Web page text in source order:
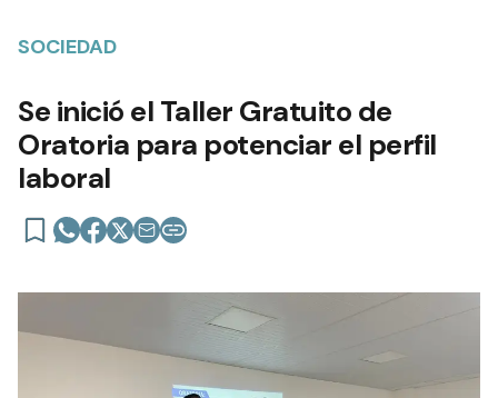
SOCIEDAD
Se inició el Taller Gratuito de
Oratoria para potenciar el perfil
laboral